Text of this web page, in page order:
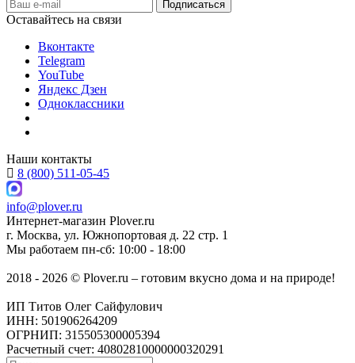
Оставайтесь на связи
Вконтакте
Telegram
YouTube
Яндекс Дзен
Одноклассники
Наши контакты
8 (800) 511-05-45
info@plover.ru
Интернет-магазин Plover.ru
г. Москва, ул. Южнопортовая д. 22 стр. 1
Мы работаем пн-сб: 10:00 - 18:00
2018 - 2026 © Plover.ru – готовим вкусно дома и на природе!
ИП Титов Олег Сайфулович
ИНН: 501906264209
ОГРНИП: 315505300005394
Расчетный счет: 40802810000000320291